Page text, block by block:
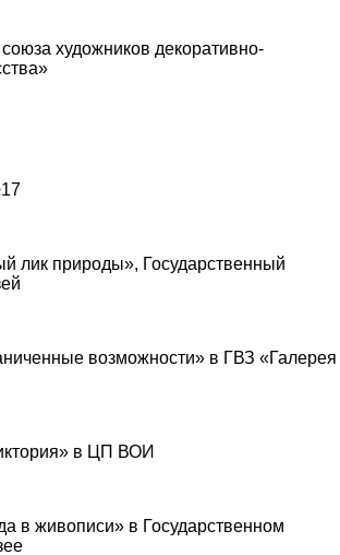
художников декоративно-
лик природы», Государственный
возможности» в ГВЗ «Галерея
в ЦП ВОИ
в живописи» в Государственном